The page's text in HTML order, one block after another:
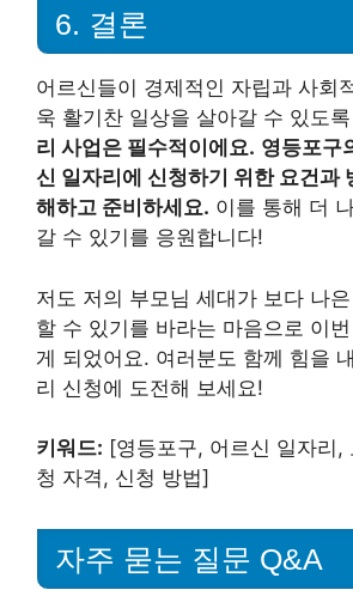
6. 결론
어르신들이 경제적인 자립과 사회
욱 활기찬 일상을 살아갈 수 있도
리 사업은 필수적이에요. 영등포구
신 일자리에 신청하기 위한 요건과
해하고 준비하세요. 이를 통해 더
갈 수 있기를 응원합니다!
저도 저의 부모님 세대가 보다 나
할 수 있기를 바라는 마음으로 이
게 되었어요. 여러분도 함께 힘을
리 신청에 도전해 보세요!
키워드: [영등포구, 어르신 일자리,
청 자격, 신청 방법]
자주 묻는 질문 Q&A